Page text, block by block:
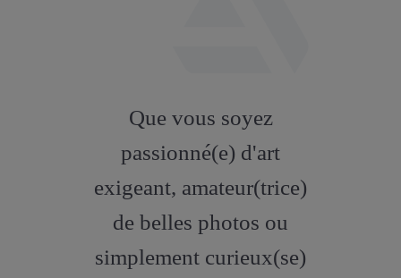
artstation
Que vous soyez
passionné(e) d'art
exigeant, amateur(trice)
de belles photos ou
simplement curieux(se)